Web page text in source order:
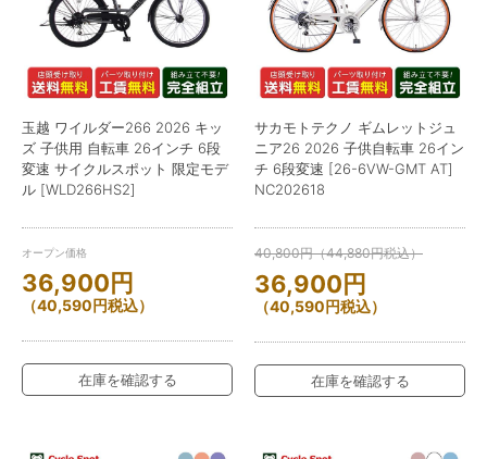
玉越 ワイルダー266 2026 キッ
ズ 子供用 自転車 26インチ 6段
変速 サイクルスポット 限定モデ
ル [WLD266HS2]
オープン価格
36,900円
（40,590円税込）
在庫を確認する
サカモトテクノ ギムレットジュ
ニア26 2026 子供自転車 26イン
チ 6段変速 [26-6VW-GMT AT]
NC202618
40,800円（44,880円税込）
36,900円
（40,590円税込）
在庫を確認する